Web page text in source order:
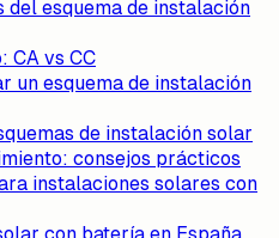
del esquema de instalación
CA vs CC
un esquema de instalación
de instalación solar
consejos prácticos
instalaciones solares con
con batería en España